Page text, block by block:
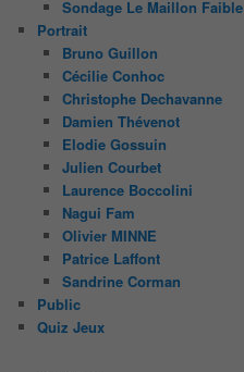
Sondage Le Maillon Faible
Portrait
Bruno Guillon
Cécilie Conhoc
Christophe Dechavanne
Damien Thévenot
Elodie Gossuin
Julien Courbet
Laurence Boccolini
Nagui Fam
Olivier MINNE
Patrice Laffont
Sandrine Corman
Public
Quiz Jeux